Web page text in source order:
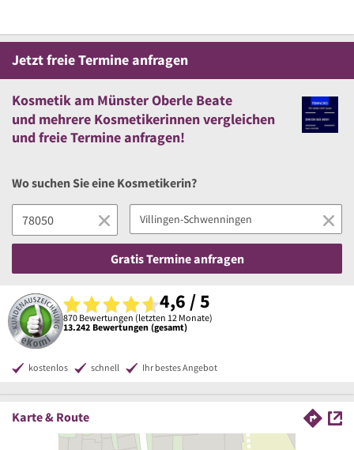
JetztfreieTermine anfragen
Kosmetik am Münster Oberle Beate
und mehrere Kosmetikerinnen vergleichen
undfreieTermine anfragen!
Wo suchen Sie eine Kosmetikerin?
Gratis Termine anfragen
4,6 / 5
870 Bewertungen (letzten 12 Monate)
13.242 Bewertungen (gesamt)
kostenlos schnell Ihr bestes Angebot
Karte & Route